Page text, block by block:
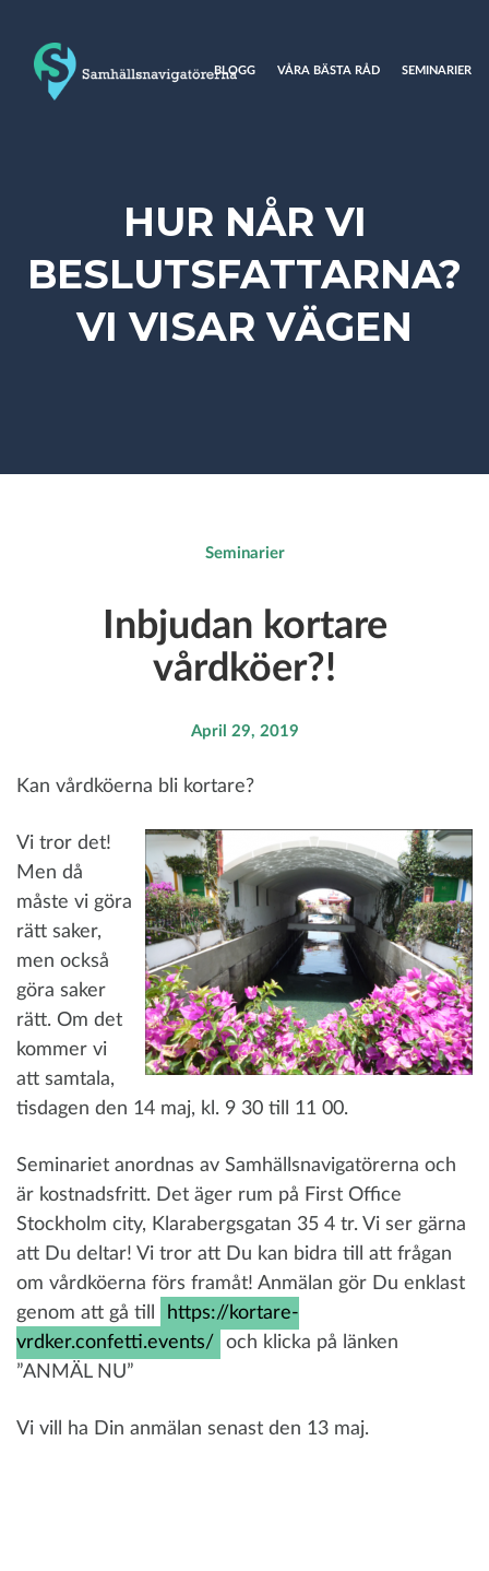
BLOGG VÅRA BÄSTA RÅD SEMINARIER
HUR NÅR VI
BESLUTSFATTARNA?
VI VISAR VÄGEN
Seminarier
Inbjudan kortare
vårdköer?!
April 29, 2019
Kan vårdköerna bli kortare?
Vi tror det!
Men då
måste vi göra
rätt saker,
men också
göra saker
rätt. Om det
kommer vi
att samtala,
tisdagen den 14 maj, kl. 9 30 till 11 00.
Seminariet anordnas av Samhällsnavigatörerna och
är kostnadsfritt. Det äger rum på First Office
Stockholm city, Klarabergsgatan 35 4 tr. Vi ser gärna
att Du deltar! Vi tror att Du kan bidra till att frågan
om vårdköerna förs framåt! Anmälan gör Du enklast
genom att gå till
https://kortare-
vrdker.confetti.events/
och klicka på länken
”ANMÄL NU”
Vi vill ha Din anmälan senast den 13 maj.